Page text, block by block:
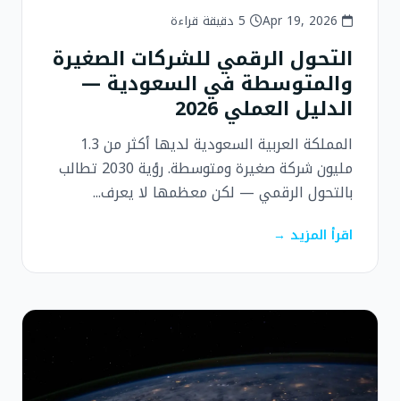
التحول الرقمي للشركات الصغيرة
والمتوسطة في السعودية —
الدليل العملي 2026
المملكة العربية السعودية لديها أكثر من 1.3
مليون شركة صغيرة ومتوسطة. رؤية 2030 تطالب
بالتحول الرقمي — لكن معظمها لا يعرف...
اقرأ المزيد →